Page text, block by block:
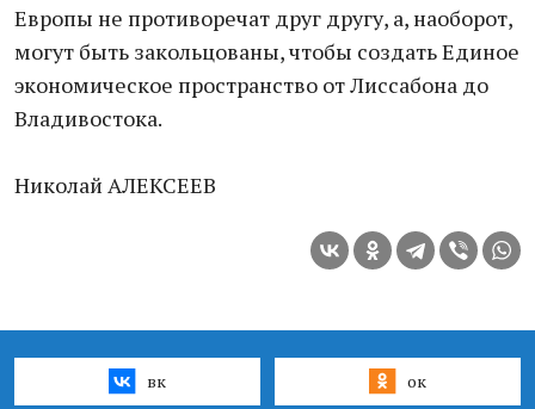
Европы не противоречат друг другу, а, наоборот,
могут быть закольцованы, чтобы создать Единое
экономическое пространство от Лиссабона до
Владивостока.
Николай АЛЕКСЕЕВ
вк ок